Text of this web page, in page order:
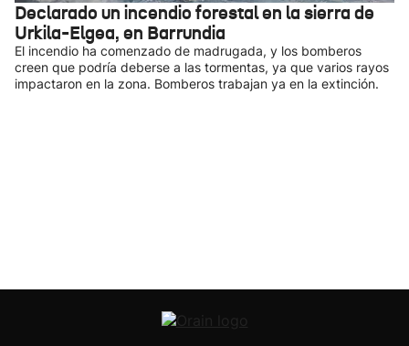
Declarado un incendio forestal en la sierra de
Urkila-Elgea, en Barrundia
El incendio ha comenzado de madrugada, y los bomberos
creen que podría deberse a las tormentas, ya que varios rayos
impactaron en la zona. Bomberos trabajan ya en la extinción.